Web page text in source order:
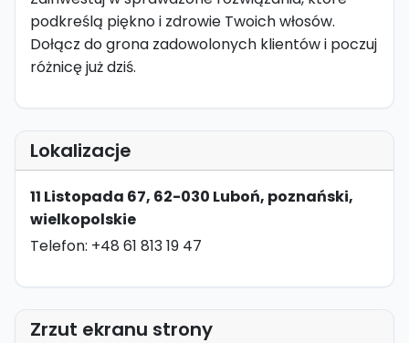
podkreślą piękno i zdrowie Twoich włosów.
Dołącz do grona zadowolonych klientów i poczuj
różnicę już dziś.
Lokalizacje
11 Listopada 67, 62-030 Luboń, poznański,
wielkopolskie
Telefon: +48 61 813 19 47
Zrzut ekranu strony